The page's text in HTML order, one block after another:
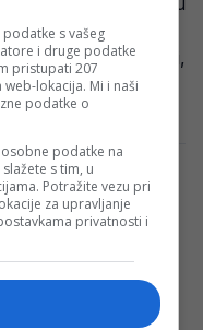
u Los
pažnju javnosti,
zbog kojih će
prvenstvu
Irana mogla bi
predstojećem
nakon što su iz te
s vašeg
i druge podatke
pristupati 207
lokacija. Mi i naši
podatke o
podatke na
s tim, u
Potražite vezu pri
za upravljanje
privatnosti i